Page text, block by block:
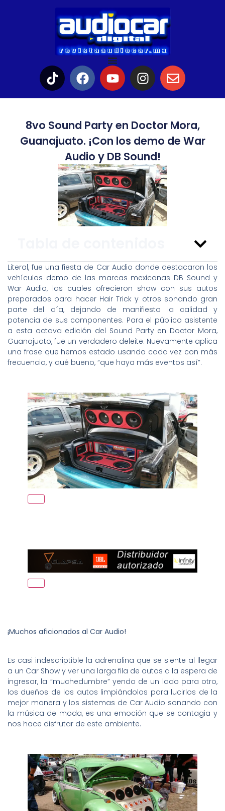
8vo Sound Party en Doctor Mora,
Guanajuato. ¡Con los demo de War
Audio y DB Sound!
Literal, fue una fiesta de Car Audio donde destacaron los
vehículos demo de las marcas mexicanas DB Sound y
War Audio, las cuales ofrecieron show con sus autos
preparados para hacer Hair Trick y otros sonando gran
parte del día, dejando de manifiesto la calidad y
potencia de sus componentes. Para el público asistente
a esta octava edición del Sound Party en Doctor Mora,
Guanajuato, fue un verdadero deleite. Nuevamente aplica
una frase que hemos estado usando cada vez con más
frecuencia, y qué bueno, “que haya más eventos así”.
¡Muchos aficionados al Car Audio!
Es casi indescriptible la adrenalina que se siente al llegar
a un Car Show y ver una larga fila de autos a la espera de
ingresar, la “muchedumbre” yendo de un lado para otro,
los dueños de los autos limpiándolos para lucirlos de la
mejor manera y los sistemas de Car Audio sonando con
la música de moda, es una emoción que se contagia y
nos hace disfrutar de este ambiente.